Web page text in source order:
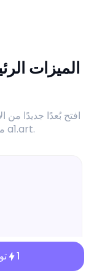
الميزات
افتح بُعدًا جديدًا من
مع مولد عالم آخر ل... صورة من a1.art.
1